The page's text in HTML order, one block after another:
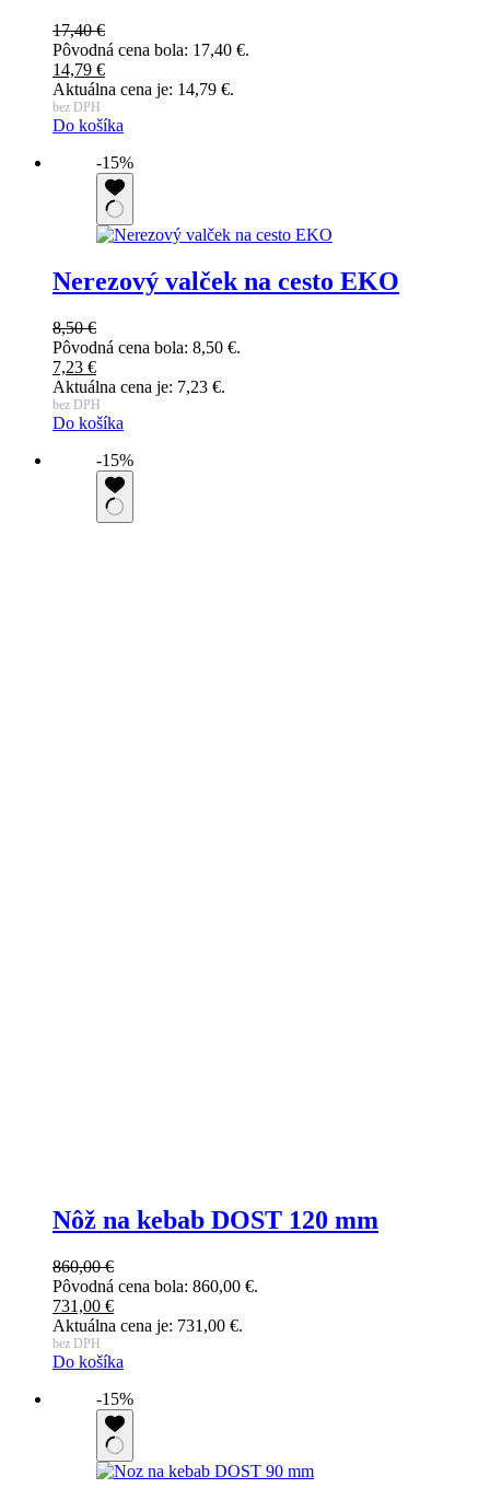
17,40€
Pôvodná cena bola: 17,40 €.
14,79 €
Aktuálna cena je: 14,79 €.
bez DPH
Do košíka
-15%
Nerezový valček na cesto EKO
8,50€
Pôvodná cena bola: 8,50 €.
7,23 €
Aktuálna cena je: 7,23 €.
bez DPH
Do košíka
-15%
Nôž na kebab DOST 120 mm
860,00€
Pôvodná cena bola: 860,00 €.
731,00 €
Aktuálna cena je: 731,00 €.
bez DPH
Do košíka
-15%